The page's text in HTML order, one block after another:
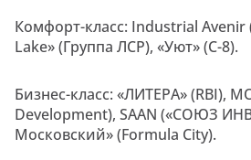
Комфорт-класс: Industrial Avenir
Lake» (Группа ЛСР), «Уют» (С-8).
Бизнес-класс: «ЛИТЕРА» (RBI),
Development), SAAN («СОЮЗ
Московский» (Formula City).